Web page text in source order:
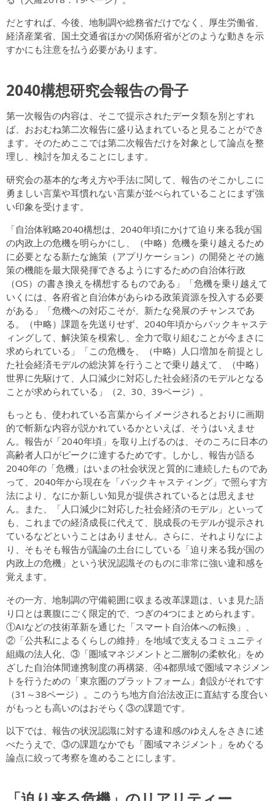
だとすれば、今後、地制調や総務省だけでなく、厚生労働省、
経済産業省、国土交通省ほかの関係府省がどのような動きを示
すかにも注意を払う必要があります。
2040構想研究会報告の骨子
第一次報告の内容は、そこで提示されたデータ類を別とすれ
ば、おおむね第二次報告に盛り込まれていると見ることができ
ます。そのためここでは第二次報告だけを対象として論点を整
理し、検討を加えることにします。
研究会の基本的な考え方や手法に関して、報告のそこかしこに
勇ましい言葉や耳慣れない言葉が並べられていることにまず強
い印象を受けます。
「自治体戦略2040構想は、2040年頃にかけて迫り来る我が国
の内政上の危機を明らかにし、（中略）危機を乗り越えるため
に必要となる新たな施策（アプリケーション）の開発とその施
策の機能を最大限発揮できるようにするための自治体行政
（OS）の書き換えを構想するものである」「危機を乗り越えて
いくには、各府省と自治体があらゆる政策資源を投入する必要
がある」「危機への対応こそが、新たな発展のチャンスであ
る。（中略）課題を先送りせず、2040年頃からバックキャステ
ィングして、解決策を模索し、全力で取り組むことが今まさに
求められている」「この危機を、（中略）人口増加を前提とし
た社会経済モデルの総決算を行うことで乗り越えて、（中略）
世界に先駆けて、人口減少に対応した社会経済のモデルとなる
ことが求められている」（2、30、39ページ）。
もっとも、使われている言葉からイメージされるとおりに画期
的で斬新な内容が説かれているかといえば、そうはいえませ
ん。報告が「2040年頃」を取り上げるのは、そのころに日本の
高齢者人口がピークに達するためです。しかし、報告が語る
2040年の「危機」はいまの社会状況と質的に連続したものであ
って、2040年から現在を「バックキャスティング」で照らす方
法により、なにか新しい知見が提供されているとは思えませ
ん。また、「人口減少に対応した社会経済のモデル」といって
も、これまでの経済成長に代えて、脱成長のモデルが提示され
ているなどということはありません。さらに、それよりなによ
り、そもそも報告が議論の土台にしている「迫り来る我が国の
内政上の危機」という状況認識そのものに非常に強い違和感を
覚えます。
その一方、地制調の守備範囲に収まる改革課題は、いま見た語
り口とは裏腹にごく限定的で、つぎの4つにまとめられます。
①AIなどの技術革新を通じた「スマート自治体への転換」、
②「公共私によるくらしの維持」を地域で支えるコミュニティ
組織の法人化、③「圏域マネジメントと二層制の柔軟化」をめ
ざした自治体間連携制度の再構築、④4都県域で圏域マネジメン
トを行うための「東京圏のプラットフォーム」創設がそれです
（31～38ページ）。このうち地方自治法改正に直結する度合い
がもっとも高いのはおそらく③の課題です。
以下では、報告の状況認識に対する違和感のゆえんをさきに述
べたうえで、③の課題なかでも「圏域マネジメント」をめぐる
論点に絞って考察を進めることにします。